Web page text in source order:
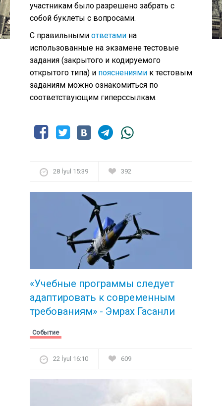
участникам было разрешено забрать с
собой буклеты с вопросами.
С правильными ответами на
использованные на экзамене тестовые
задания (закрытого и кодируемого
открытого типа) и пояснениями к тестовым
заданиям можно ознакомиться по
соответствующим гиперссылкам.
28 İyul 15:39 392
«Учебные программы следует
адаптировать к современным
требованиям» - Эмрах Гасанли
Событие
22 İyul 16:10 609